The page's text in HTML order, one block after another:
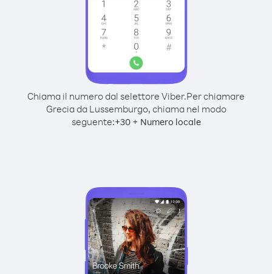
Chiama il numero dal selettore Viber.Per chiamare
Grecia da Lussemburgo, chiama nel modo
seguente:+30+ Numero locale